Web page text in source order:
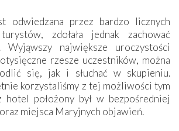
odwiedzana przez bardzo licznych
zdołała jednak zachować
Wyjąwszy największe uroczystości
rzesze uczestników, można
się, jak i słuchać w skupieniu.
korzystaliśmy z tej możliwości tym
hotel położony był w bezpośredniej
miejsca Maryjnych objawień.